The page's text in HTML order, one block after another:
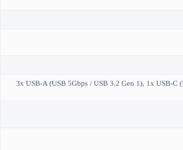
3x USB-A (USB 5Gbps / USB 3.2 Gen 1), 1x USB-